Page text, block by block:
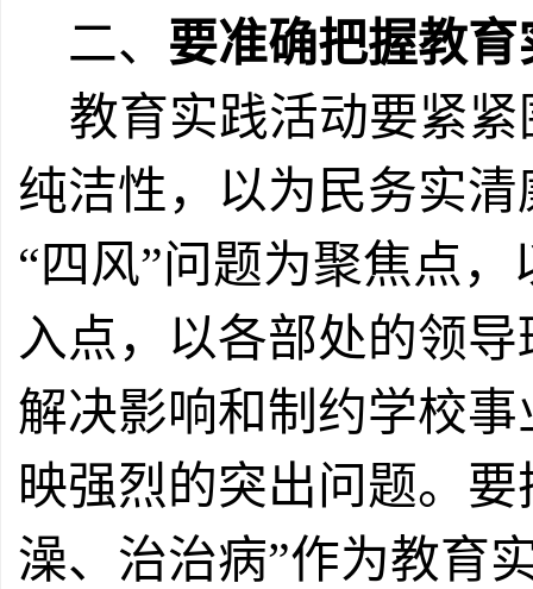
二、 要准确把握教
教育实践活动要紧
纯洁性，以为民务实
“四风”问题为聚焦点
入点，以各部处的领
解决影响和制约学校
映强烈的突出问题。 要
澡、治治病”作为教育